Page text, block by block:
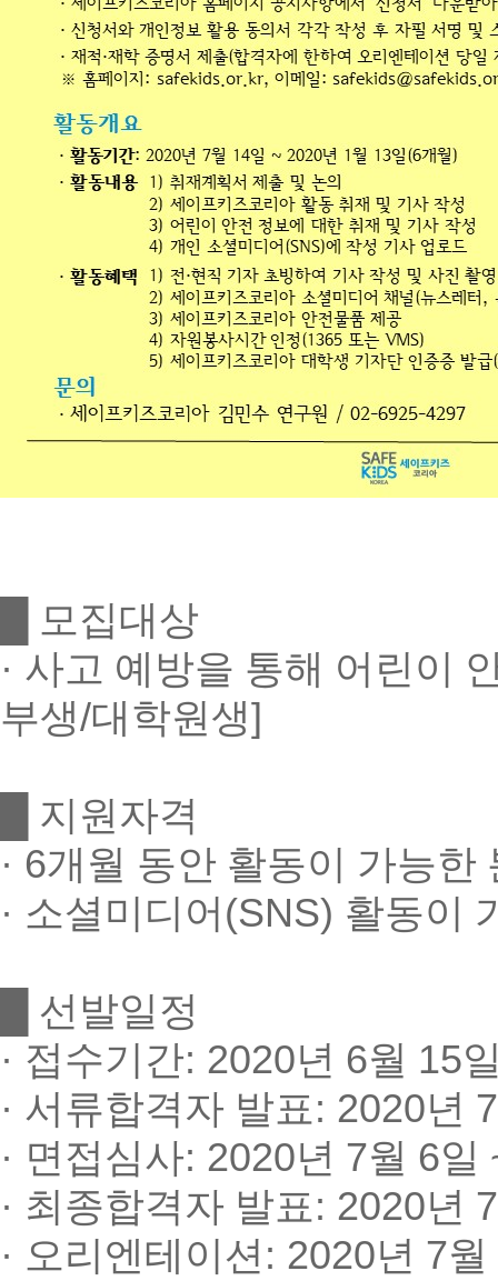
모집대상
· 사고 예방을 통해 어린이
부생/대학원생]
지원자격
· 6개월 동안 활동이 가능한
· 소셜미디어 (SNS) 활동이
선발일정
· 접수기간: 2020년 6월 15
· 서류합격자 발표: 2020년 7
· 면접심사: 2020년 7월 6일
· 최종합격자 발표: 2020년 7
· 오리엔테이션 : 2020년 7월